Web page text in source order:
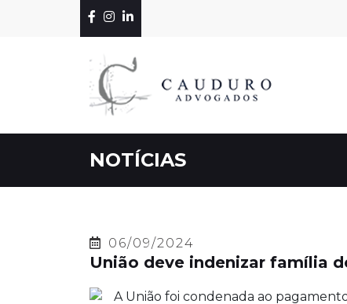
NOTÍCIAS
06/09/2024
União deve indenizar família
A União foi condenada ao